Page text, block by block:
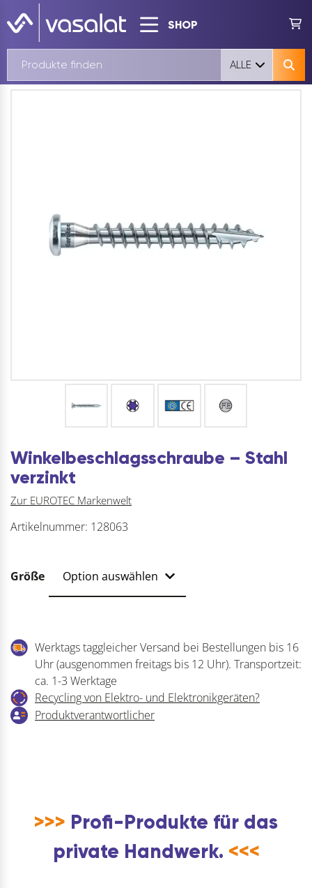
SHOP
ALLE
Winkelbeschlagsschraube – Stahl
verzinkt
Zur EUROTEC Markenwelt
Artikelnummer: 128063
Größe
Werktags taggleicher Versand bei Bestellungen bis 16
Uhr (ausgenommen freitags bis 12 Uhr). Transportzeit:
ca. 1-3 Werktage
Recycling von Elektro- und Elektronikgeräten?
Produktverantwortlicher
>>> Profi-Produkte für das
private Handwerk. <<<